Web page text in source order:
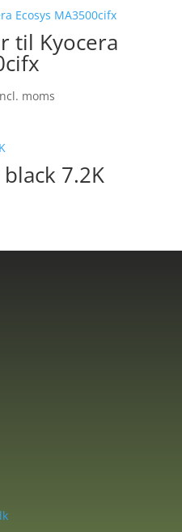
til Kyocera
kr.
moms
7.2K